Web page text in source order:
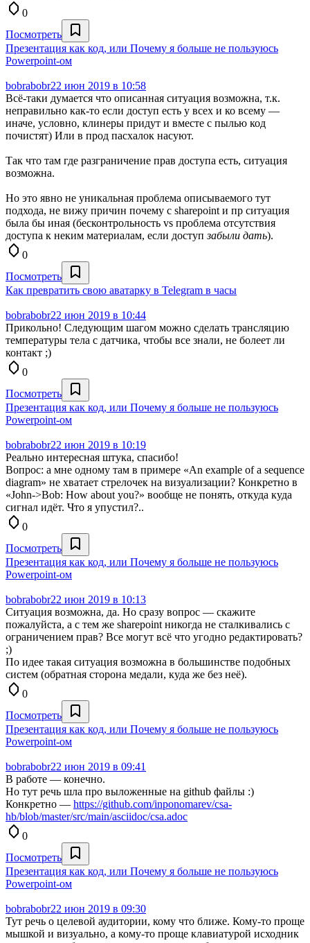
0
Посмотреть
Презентация как код, или Почему я больше не пользуюсь
Powerpoint-ом
bobrabobr22 июн 2019 в 10:58
Всё-таки думается что описанная ситуация возможна, т.к.
неправильно как-то если доступ есть у всех и ко всему —
иначе, условно, клинеры придут и вместе с пылью код
почистят) Или в прод пасхалок насуют.
Так что там где разграничение прав доступа есть, ситуация
возможна.
Но это явно не уникальная проблема описываемого тут
подхода, не вижу причин почему с sharepoint и пр ситуация
была бы иная (бесконтрольность vs проблема отсутствия
доступа к неким материалам, если доступзабыли дать).
0
Посмотреть
Как превратить свою аватарку в Telegram в часы
bobrabobr22 июн 2019 в 10:44
Прикольно! Cледующим шагом можно сделать трансляцию
температуры тела с датчика, чтобы все знали, не болеет ли
контакт ;)
0
Посмотреть
Презентация как код, или Почему я больше не пользуюсь
Powerpoint-ом
bobrabobr22 июн 2019 в 10:19
Реально интересная штука, спасибо!
Вопрос: а мне одному там в примере «An example of a sequence
diagram» не хватает стрелочек на визуализации? Конкретно в
«John->Bob: How about you?» вообще не понять, откуда куда
сигнал идёт. Что я упустил?..
0
Посмотреть
Презентация как код, или Почему я больше не пользуюсь
Powerpoint-ом
bobrabobr22 июн 2019 в 10:13
Ситуация возможна, да. Но сразу вопрос — скажите
пожалуйста, а с тем же sharepoint никогда не сталкивались с
ограничением прав? Все могут всё что угодно редактировать?
;)
По идее такая ситуация возможна в большинстве подобных
систем (обратная сторона медали, куда же без неё).
0
Посмотреть
Презентация как код, или Почему я больше не пользуюсь
Powerpoint-ом
bobrabobr22 июн 2019 в 09:41
В работе — конечно.
Но тут речь шла про выложенные на github файлы :)
Конкретно — https://github.com/inponomarev/csa-
hb/blob/master/src/main/asciidoc/csa.adoc
0
Посмотреть
Презентация как код, или Почему я больше не пользуюсь
Powerpoint-ом
bobrabobr22 июн 2019 в 09:30
Тут речь о целевой аудитории, кому что ближе. Кому-то проще
мышкой и визуально, а кому-то проще клавиатурой исходник